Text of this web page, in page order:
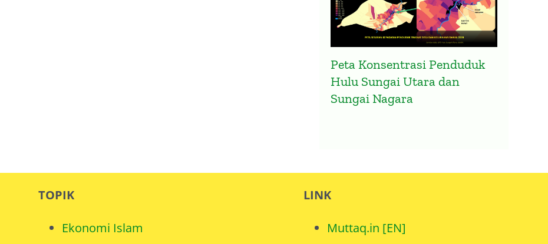
Peta Konsentrasi Penduduk
Hulu Sungai Utara dan
Sungai Nagara
TOPIK
Ekonomi Islam
LINK
Muttaq.in [EN]